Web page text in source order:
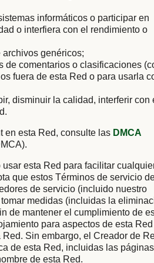
informáticos o participar en
o interfiera con el rendimiento o
genéricos;
de comentarios o clasificaciones
fuera de esta Red o para usarla
disminuir la calidad, interferir con
en esta Red, consulte las DMCA
esta Red para facilitar
que estos Términos de servicio
de servicio (incluido nuestro
medidas (incluidas la
de mantener el cumplimiento de
para aspectos de esta
Sin embargo, el Creador de
de esta Red, incluidas las
de esta Red.